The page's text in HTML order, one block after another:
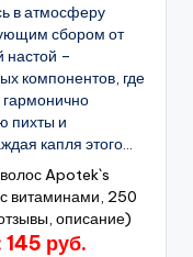
в атмосферу
сбором от
–
компонентов, где
пихты и
капля этого...
Apotek`s
витаминами, 250
описание)
145 руб.